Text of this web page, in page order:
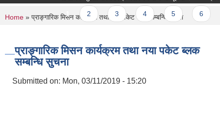
Pages
1 2 3 5
You are here
Home » प्राङ्गारिक मिसन कार्यक्रम तथा नया पकेट ब्लक सम्बन्धि सुचना
प्राङ्गारिक मिसन कार्यक्रम तथा नया पकेट ब्लक
सम्बन्धि सुचना
Submitted on: Mon, 03/11/2019 - 15:20